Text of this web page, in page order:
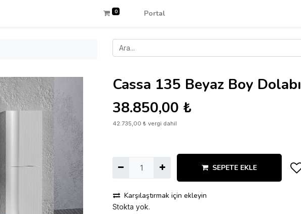
0 Portal
Cassa 135 Beyaz Boy Dolabı
38.850,00 ₺
42.735,00 ₺ vergi dahil
SEPETE EKLE
Karşılaştırmak için ekleyin
Stokta yok.